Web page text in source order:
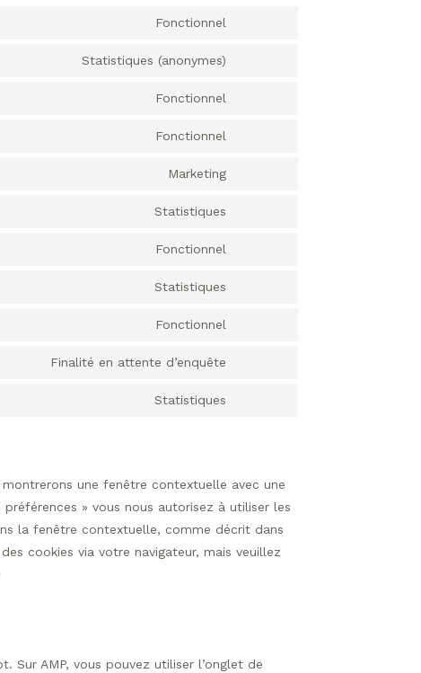
Fonctionnel
Statistiques (anonymes)
Fonctionnel
Fonctionnel
Marketing
Statistiques
Fonctionnel
Statistiques
Fonctionnel
Finalité en attente d’enquête
Statistiques
une fenêtre contextuelle avec une
» vous nous autorisez à utiliser les
la fenêtre contextuelle, comme décrit dans
cookies via votre navigateur, mais veuillez
Sur AMP, vous pouvez utiliser l’onglet de